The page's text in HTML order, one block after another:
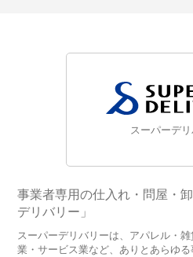
スーパーデ
事業者専用の仕入れ・問屋・
デリバリー」
スーパーデリバリーは、アパレル・
業・サービス業など、ありとあらゆ